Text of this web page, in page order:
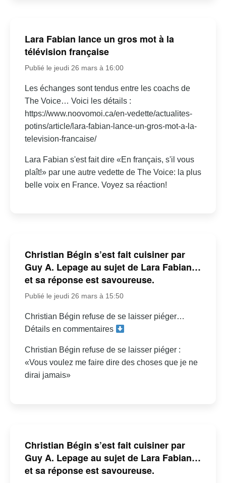
Lara Fabian lance un gros mot à la
télévision française
Publié le jeudi 26 mars à 16:00
Les échanges sont tendus entre les coachs de
The Voice… Voici les détails :
https://www.noovomoi.ca/en-vedette/actualites-
potins/article/lara-fabian-lance-un-gros-mot-a-la-
television-francaise/
Lara Fabian s'est fait dire «En français, s'il vous
plaît!» par une autre vedette de The Voice: la plus
belle voix en France. Voyez sa réaction!
Christian Bégin s’est fait cuisiner par
Guy A. Lepage au sujet de Lara Fabian…
et sa réponse est savoureuse.
Publié le jeudi 26 mars à 15:50
Christian Bégin refuse de se laisser piéger…
Détails en commentaires
Christian Bégin refuse de se laisser piéger :
«Vous voulez me faire dire des choses que je ne
dirai jamais»
Christian Bégin s’est fait cuisiner par
Guy A. Lepage au sujet de Lara Fabian…
et sa réponse est savoureuse.